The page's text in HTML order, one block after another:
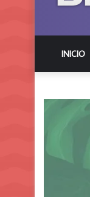
INICIO